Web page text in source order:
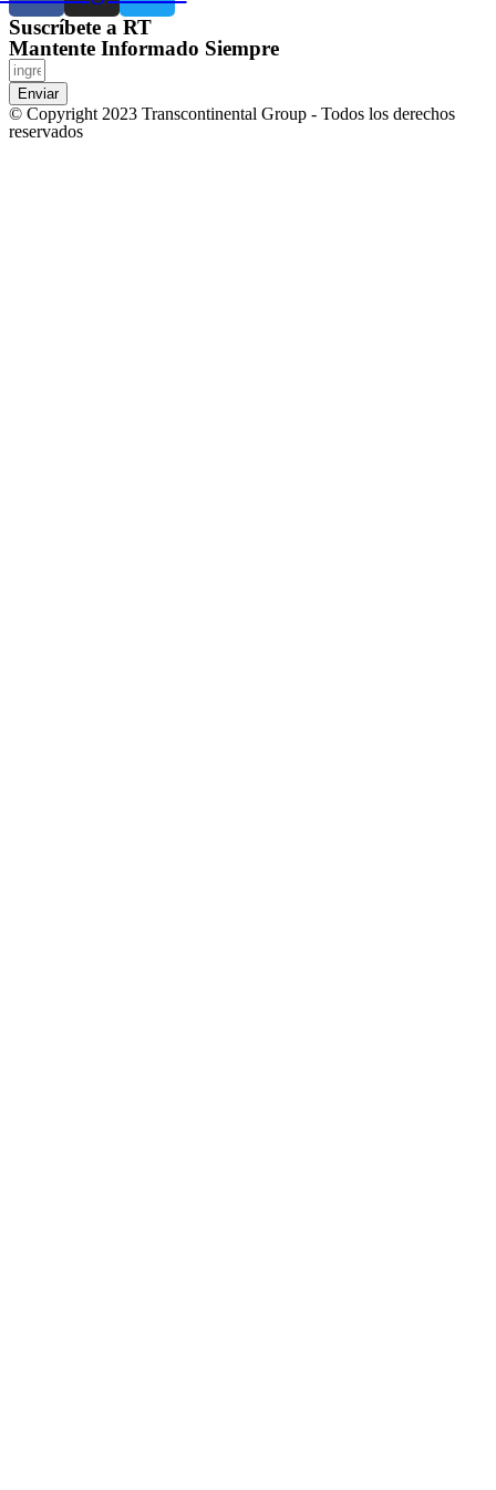
Suscríbete a RT
Mantente Informado Siempre
Enviar
© Copyright 2023 Transcontinental Group - Todos los derechos
reservados